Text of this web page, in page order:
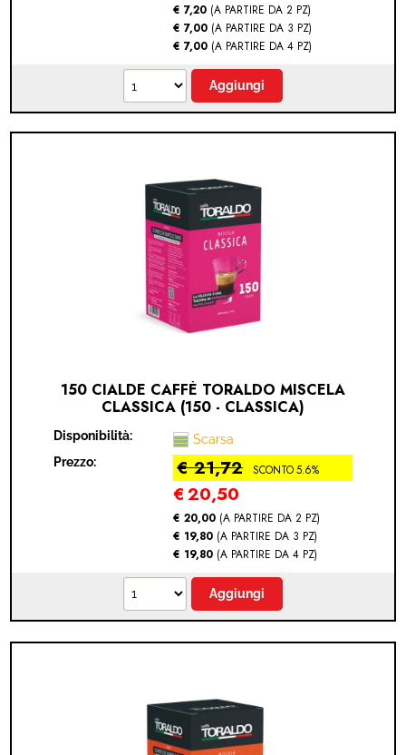
€ 7,20 (A PARTIRE DA 2 PZ)
€ 7,00 (A PARTIRE DA 3 PZ)
€ 7,00 (A PARTIRE DA 4 PZ)
150 CIALDE CAFFÈ TORALDO MISCELA
CLASSICA (150 - CLASSICA)
Disponibilità:
Scarsa
Prezzo:
€ 21,72 SCONTO 5.6%
€20,50
€ 20,00 (A PARTIRE DA 2 PZ)
€ 19,80 (A PARTIRE DA 3 PZ)
€ 19,80 (A PARTIRE DA 4 PZ)